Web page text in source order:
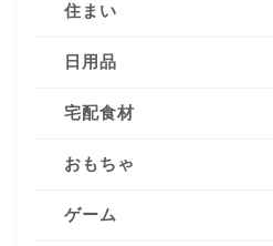
住まい
日用品
宅配食材
おもちゃ
ゲーム